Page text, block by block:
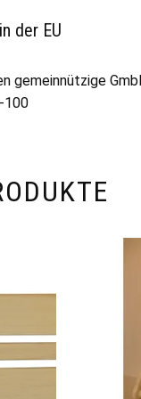
der EU
gemeinnützige
100